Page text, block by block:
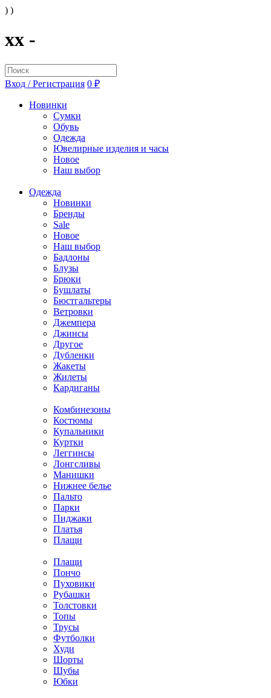
) )
xx -
Вход / Регистрация 0 ₽
Новинки
Сумки
Обувь
Одежда
Ювелирные изделия и часы
Новое
Наш выбор
Одежда
Новинки
Бренды
Sale
Новое
Наш выбор
Бадлоны
Блузы
Брюки
Бушлаты
Бюстгальтеры
Ветровки
Джемпера
Джинсы
Другое
Дубленки
Жакеты
Жилеты
Кардиганы
Комбинезоны
Костюмы
Купальники
Куртки
Леггинсы
Лонгсливы
Манишки
Нижнее белье
Пальто
Парки
Пиджаки
Платья
Плащи
Плащи
Пончо
Пуховики
Рубашки
Толстовки
Топы
Трусы
Футболки
Худи
Шорты
Шубы
Юбки